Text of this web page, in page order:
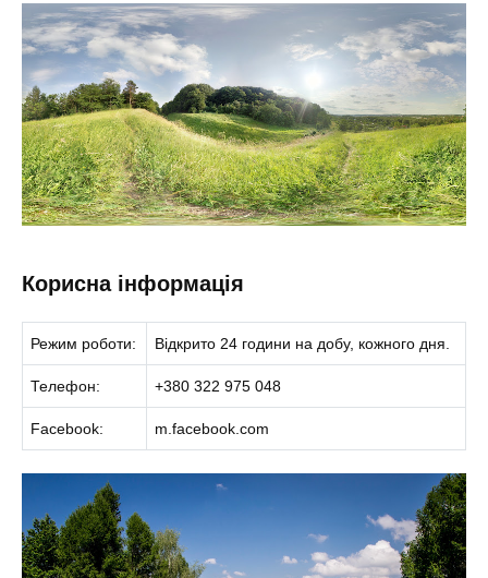
Корисна інформація
Режим роботи: Відкрито 24 години на добу, кожного дня.
Телефон: +380 322 975 048
Facebook: m.facebook.com